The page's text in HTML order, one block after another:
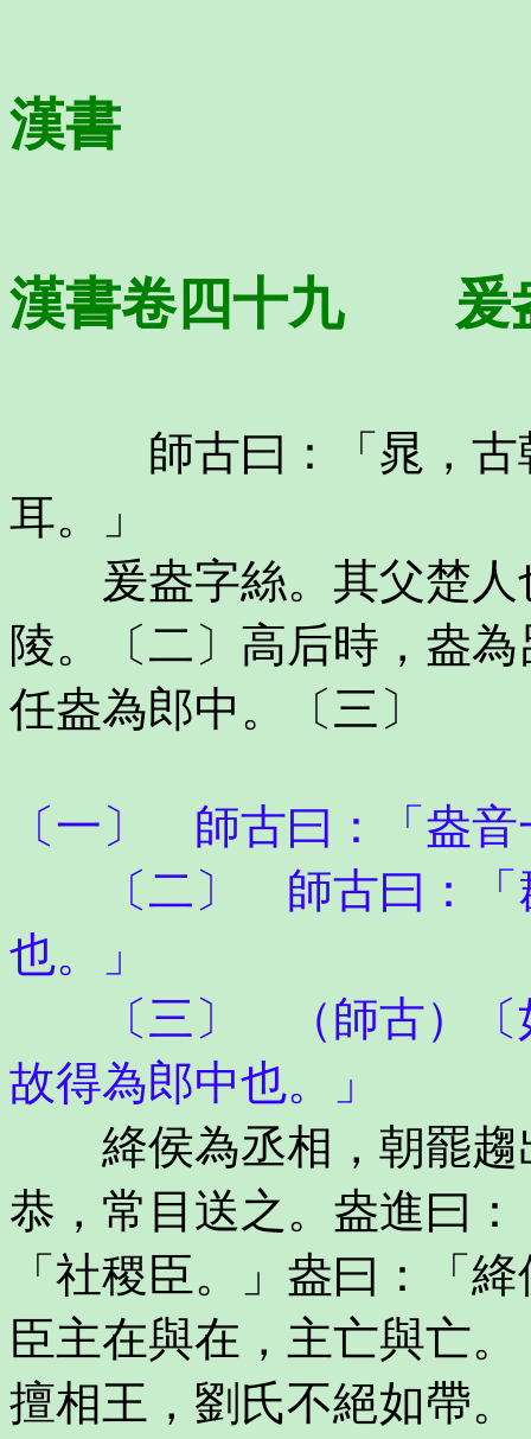
漢書
漢書卷四十九 爰
師古曰：「晁，古朝
耳。」
爰盎字絲。其父楚人
陵。〔二〕高后時，盎
任盎為郎中。〔三〕
〔一〕 師古曰：「盎音
〔二〕 師古曰：「
也。」
〔三〕 （師古）〔如
故得為郎中也。」
絳侯為丞相，朝罷趨
恭，常目送之。盎進曰
「社稷臣。」盎曰：「
臣主在與在，主亡與亡
擅相王，劉氏不絕如帶